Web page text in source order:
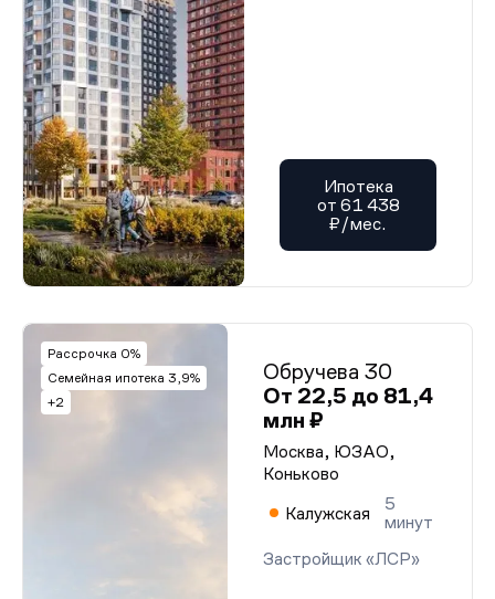
Ипотека
от 61 438
₽/мес.
Рассрочка 0%
Семейная ипотека 3,9%
+2
Обручева 30
От 22,5 до 81,4
млн ₽
Москва, ЮЗАО,
Коньково
Калужская
5
минут
Застройщик «ЛСР»